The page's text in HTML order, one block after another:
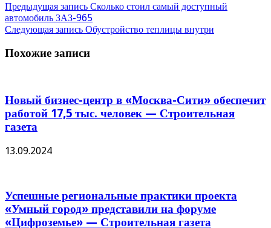
Предыдущая запись Сколько стоил самый доступный
автомобиль ЗАЗ-965
Следующая запись Обустройство теплицы внутри
Похожие записи
Новый бизнес-центр в «Москва-Сити» обеспечит
работой 17,5 тыс. человек — Строительная
газета
13.09.2024
Успешные региональные практики проекта
«Умный город» представили на форуме
«Цифроземье» — Строительная газета